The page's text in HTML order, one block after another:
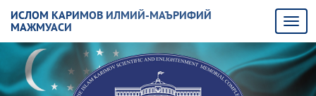
ИСЛОМ КАРИМОВ ИЛМИЙ-МАЪРИФИЙ
МАЖМУАСИ